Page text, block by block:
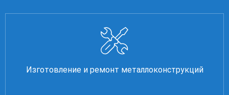
Изготовление и ремонт металлоконструкций